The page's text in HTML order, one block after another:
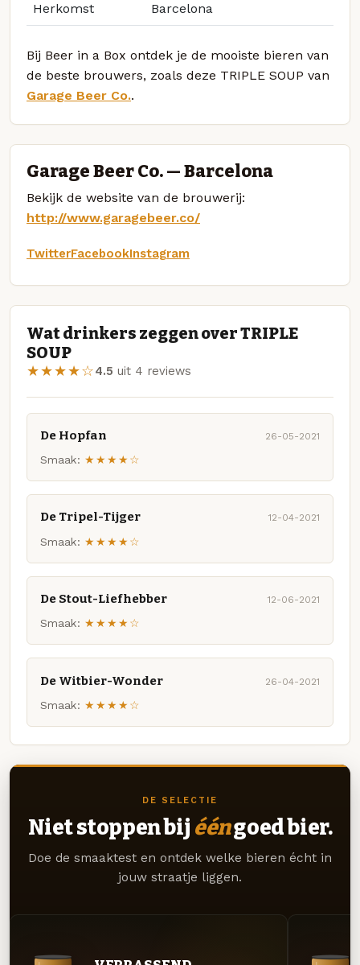
Herkomst Barcelona
Bij Beer in a Box ontdek je de mooiste bieren van
de beste brouwers, zoals deze TRIPLE SOUP van
Garage Beer Co..
Garage Beer Co. — Barcelona
Bekijk de website van de brouwerij:
http://www.garagebeer.co/
TwitterFacebookInstagram
Wat drinkers zeggen over TRIPLE
SOUP
★★★★☆4.5 uit 4 reviews
De Hopfan 26-05-2021
Smaak: ★★★★☆
De Tripel-Tijger 12-04-2021
Smaak: ★★★★☆
De Stout-Liefhebber 12-06-2021
Smaak: ★★★★☆
De Witbier-Wonder 26-04-2021
Smaak: ★★★★☆
DE SELECTIE
Niet stoppen bij ééngoed bier.
Doe de smaaktest en ontdek welke bieren écht in
jouw straatje liggen.